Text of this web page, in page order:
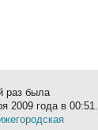
раз была
2009 года в 00:51.